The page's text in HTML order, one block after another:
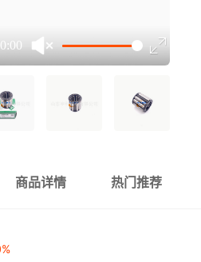
商品详情 热门推荐
%